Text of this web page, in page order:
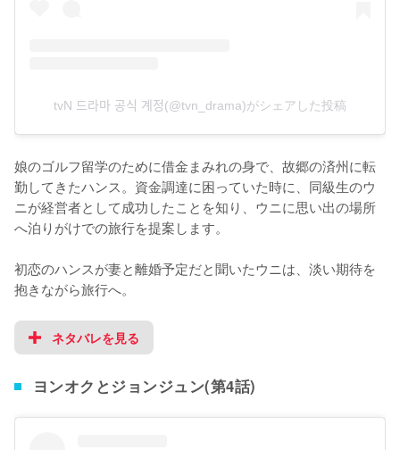
tvN 드라마 공식 계정(@tvn_drama)がシェアした投稿
娘のゴルフ留学のために借金まみれの身で、故郷の済州に転
勤してきたハンス。資金調達に困っていた時に、同級生のウ
ニが経営者として成功したことを知り、ウニに思い出の場所
へ泊りがけでの旅行を提案します。
初恋のハンスが妻と離婚予定だと聞いたウニは、淡い期待を
抱きながら旅行へ。
ネタバレを見る
ヨンオクとジョンジュン(第4話)